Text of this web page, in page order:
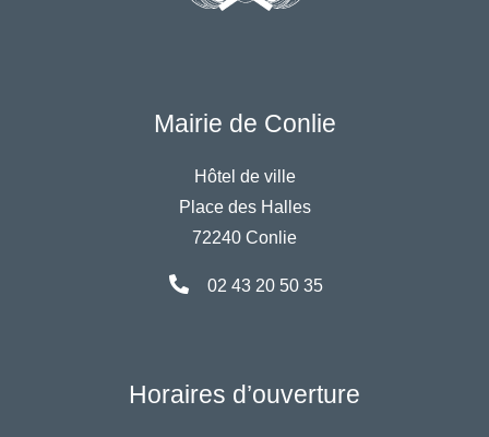
Mairie de Conlie
Hôtel de ville
Place des Halles
72240 Conlie
02 43 20 50 35
Horaires d’ouverture